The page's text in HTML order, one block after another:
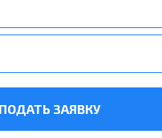
ПОДАТЬ ЗАЯВКУ